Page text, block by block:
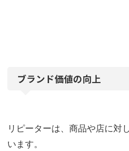
ブランド価値の向上
リピーターは、商品や店に対
います。